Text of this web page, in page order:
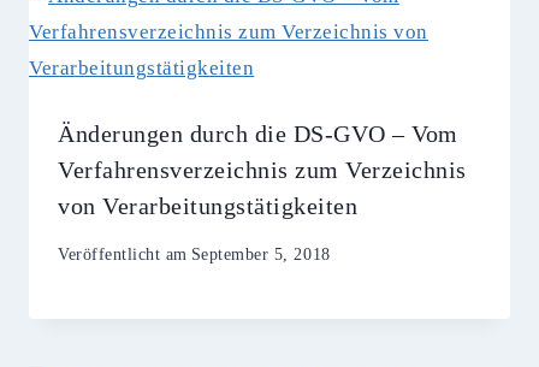
Änderungen durch die DS-GVO – Vom
Verfahrensverzeichnis zum Verzeichnis
von Verarbeitungstätigkeiten
Veröffentlicht am September 5, 2018